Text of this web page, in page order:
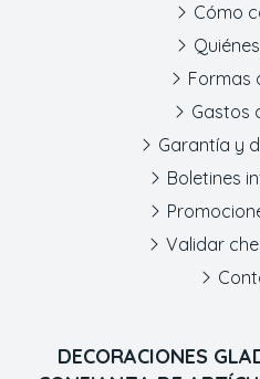
DECORACIONES
Cómo
Formas
Gastos
Garantía y
Boletines
Validar